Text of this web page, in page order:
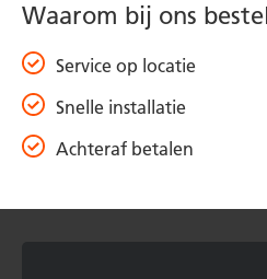
Waarom bij ons
Service op locatie
Snelle installatie
Achteraf betalen